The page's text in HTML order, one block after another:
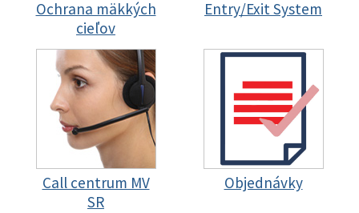
Ochrana mäkkých
cieľov
Entry/Exit System
Call centrum MV
SR
Objednávky